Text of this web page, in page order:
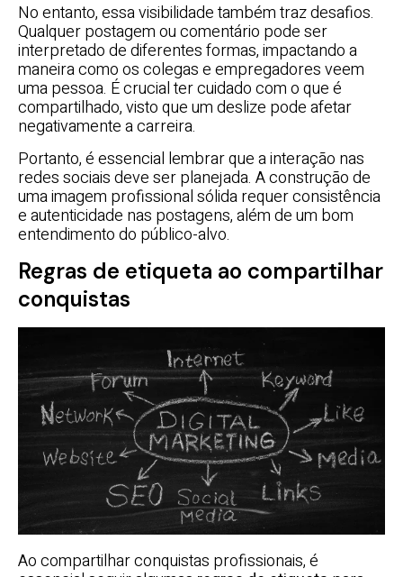
No entanto, essa visibilidade também traz desafios.
Qualquer postagem ou comentário pode ser
interpretado de diferentes formas, impactando a
maneira como os colegas e empregadores veem
uma pessoa. É crucial ter cuidado com o que é
compartilhado, visto que um deslize pode afetar
negativamente a carreira.
Portanto, é essencial lembrar que a interação nas
redes sociais deve ser planejada. A construção de
uma imagem profissional sólida requer consistência
e autenticidade nas postagens, além de um bom
entendimento do público-alvo.
Regras de etiqueta ao compartilhar
conquistas
Ao compartilhar conquistas profissionais, é